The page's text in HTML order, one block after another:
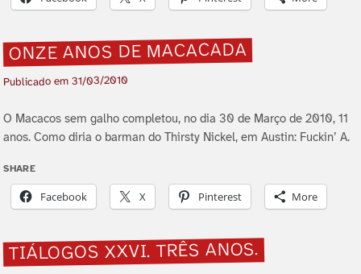
ONZE ANOS DE MACACADA
Publicado em31/03/2010
O Macacos sem galho completou, no dia 30 de Março de 2010, 11
anos. Como diria o barman do Thirsty Nickel, em Austin: Fuckin’ A.
SHARE
Facebook X Pinterest More
TIÁLOGOS XXVI. TRÊS ANOS.